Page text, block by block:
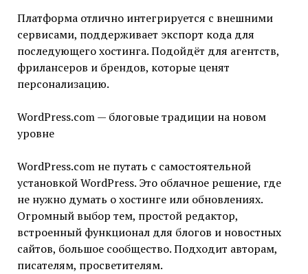
Платформа отлично интегрируется с внешними
сервисами, поддерживает экспорт кода для
последующего хостинга. Подойдёт для агентств,
фрилансеров и брендов, которые ценят
персонализацию.
WordPress.com — блоговые традиции на новом
уровне
WordPress.com не путать с самостоятельной
установкой WordPress. Это облачное решение, где
не нужно думать о хостинге или обновлениях.
Огромный выбор тем, простой редактор,
встроенный функционал для блогов и новостных
сайтов, большое сообщество. Подходит авторам,
писателям, просветителям.